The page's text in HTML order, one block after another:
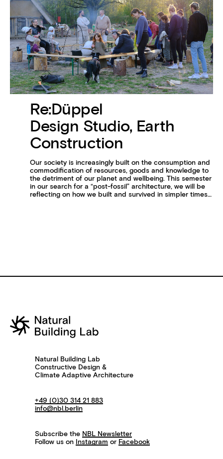
Re:Düppel
Design Studio, Earth
Construction
Our society is increasingly built on the consumption and
commodification of resources, goods and knowledge to
the detriment of our planet and wellbeing. This semester
in our search for a “post-fossil” architecture, we will be
reflecting on how we built and survived in simpler times…
Natural Building Lab
Constructive Design &
Climate Adaptive Architecture
+49 (0)30 314 21 883
info@nbl.berlin
Subscribe the NBL Newsletter
Follow us on
Instagram or Facebook